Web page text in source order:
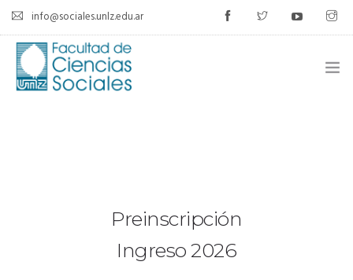
info@sociales.unlz.edu.ar
CALENDARIO ACADÉMICOPreinscripción
Ingreso 2026